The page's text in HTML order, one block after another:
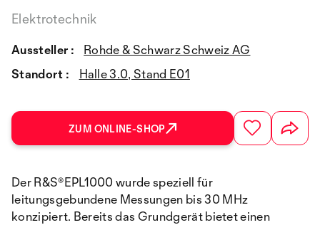
Elektrotechnik
Aussteller :
Rohde & Schwarz Schweiz AG
Standort :
Halle 3.0, Stand E01
ZUM ONLINE-SHOP
Der R&S®EPL1000 wurde speziell für
leitungsgebundene Messungen bis 30 MHz
konzipiert. Bereits das Grundgerät bietet einen